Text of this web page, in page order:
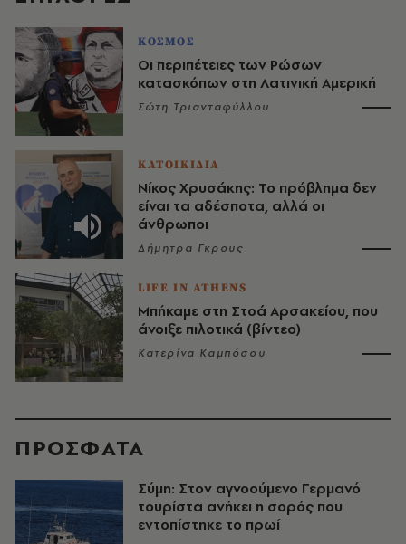
ΚΟΣΜΟΣ
Οι περιπέτειες των Ρώσων
κατασκόπων στη Λατινική Αμερική
Σώτη Τριανταφύλλου
ΚΑΤΟΙΚΙΔΙΑ
Νίκος Χρυσάκης: Το πρόβλημα δεν
είναι τα αδέσποτα, αλλά οι
άνθρωποι
Δήμητρα Γκρους
LIFE IN ATHENS
Μπήκαμε στη Στοά Αρσακείου, που
άνοιξε πιλοτικά (βίντεο)
Κατερίνα Καμπόσου
ΠΡΟΣΦΑΤΑ
Σύμη: Στον αγνοούμενο Γερμανό
τουρίστα ανήκει η σορός που
εντοπίστηκε το πρωί